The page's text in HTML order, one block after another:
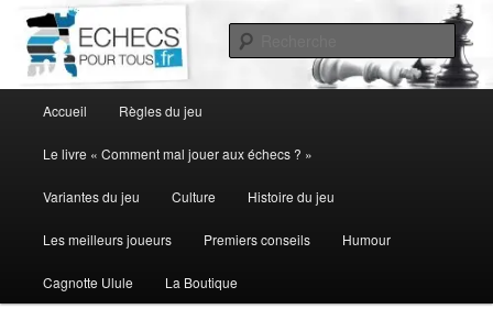
contenu
principal
principal
Accueil Règles du jeu
Le livre « Comment mal jouer aux échecs ? »
Variantes du jeu Culture Histoire du jeu
Les meilleurs joueurs Premiers conseils Humour
Cagnotte Ulule La Boutique